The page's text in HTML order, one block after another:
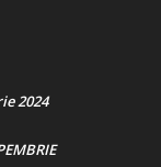
2024